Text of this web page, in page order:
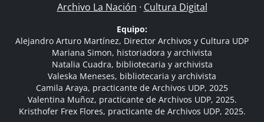
Archivo La Nación · Cultura Digital
Equipo:
Alejandro Arturo Martínez, Director Archivos y Cultura UDP
Mariana Simon, historiadora y archivista
Natalia Cuadra, bibliotecaria y archivista
Valeska Meneses, bibliotecaria y archivista
Camila Araya, practicante de Archivos UDP, 2025
Valentina Muñoz, practicante de Archivos UDP, 2025.
Kristhofer Frex Flores, practicante de Archivos UDP, 2025.